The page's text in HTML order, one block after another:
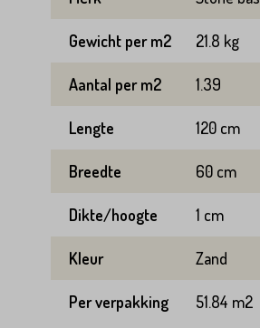
Gewicht per m2 21.8 kg
Aantal per m2 1.39
Lengte 120 cm
Breedte 60 cm
Dikte/hoogte 1 cm
Kleur Zand
Per verpakking 51.84 m2